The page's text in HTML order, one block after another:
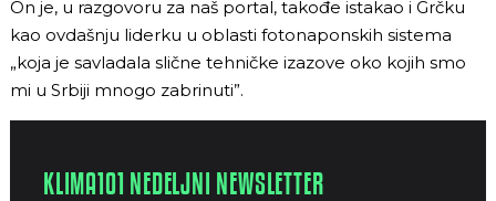
On je, u razgovoru za naš portal, takođe istakao i Grčku
kao ovdašnju liderku u oblasti fotonaponskih sistema
„koja je savladala slične tehničke izazove oko kojih smo
mi u Srbiji mnogo zabrinuti”.
KLIMA101 NEDELJNI NEWSLETTER